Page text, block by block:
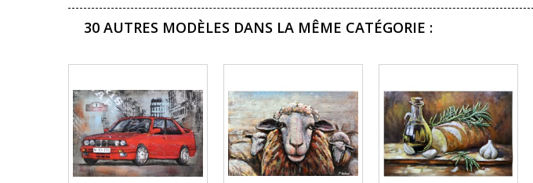
30 AUTRES MODÈLES DANS LA MÊME CATÉGORIE :